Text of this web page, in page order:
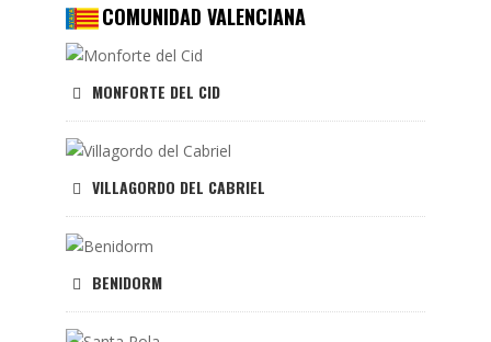
COMUNIDAD VALENCIANA
MONFORTE DEL CID
VILLAGORDO DEL CABRIEL
BENIDORM